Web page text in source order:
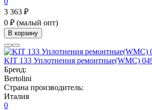
3 363 ₽
0 ₽ (малый опт)
В корзину
KIT 133 Уплотнения ремонтные(WMC)
Бренд:
Bertolini
Страна производитель:
Италия
0